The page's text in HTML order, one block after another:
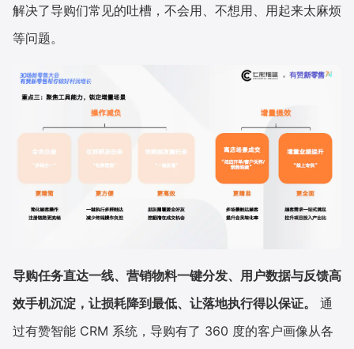
解决了导购们常见的吐槽，不会用、不想用、用起来太麻烦
等问题。
导购任务直达一线、营销物料一键分发、用户数据与反馈高
效手机沉淀，让损耗降到最低、让落地执行得以保证。
通
过有赞智能 CRM 系统，导购有了 360 度的客户画像从各